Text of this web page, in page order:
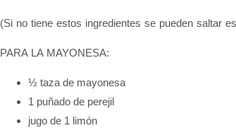
(Si no tiene estos ingredientes se pueden saltar
PARA LA MAYONESA:
½ taza de mayonesa
1 puñado de perejil
jugo de 1 limón